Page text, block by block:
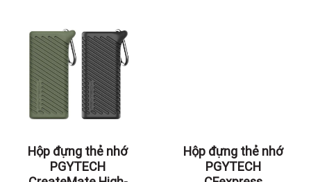
Hộp đựng thẻ nhớ
PGYTECH
Hộp đựng thẻ nhớ
PGYTECH